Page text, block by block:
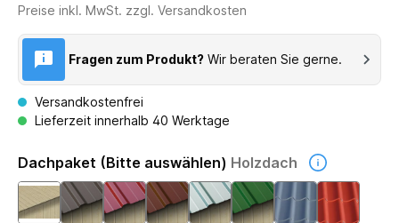
Preise inkl. MwSt. zzgl. Versandkosten
Fragen zum Produkt? Wir beraten Sie gerne.
Versandkostenfrei
Lieferzeit innerhalb 40 Werktage
Dachpaket (Bitte auswählen) Holzdach